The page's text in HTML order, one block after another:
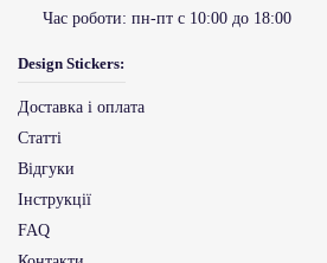
Час роботи: пн-пт с 10:00 до 18:00
Design Stickers:
Доставка і оплата
Статті
Відгуки
Інструкції
FAQ